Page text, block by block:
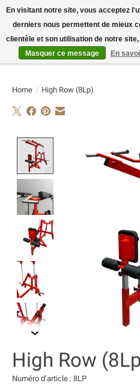
E-MAIL:info@flame-sport.deTEL.: +49
Home / High Row (8Lp)
High Row
Numéro d’article : 8LP
En visitant notre site, vous acceptez
derniers nous permettent de mieux
clientèle et son utilisation de notre
Masquer ce message
En